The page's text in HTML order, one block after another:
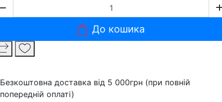
До кошика
Безкоштовна доставка від 5 000грн (при повній
попередній оплаті)